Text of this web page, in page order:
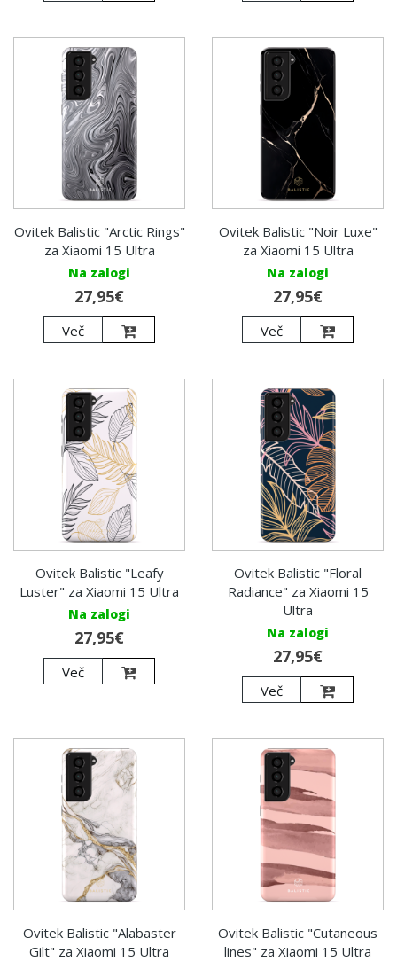
Ovitek Balistic "Arctic Rings"
za Xiaomi 15 Ultra
Na zalogi
27,95€
Več
Ovitek Balistic "Noir Luxe"
za Xiaomi 15 Ultra
Na zalogi
27,95€
Več
Ovitek Balistic "Leafy
Luster" za Xiaomi 15 Ultra
Na zalogi
27,95€
Več
Ovitek Balistic "Floral
Radiance" za Xiaomi 15
Ultra
Na zalogi
27,95€
Več
Ovitek Balistic "Alabaster
Gilt" za Xiaomi 15 Ultra
Ovitek Balistic "Cutaneous
lines" za Xiaomi 15 Ultra